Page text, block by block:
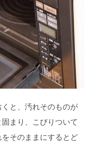
と、汚れそのものが
まり、こびりついて
そのままにするとど